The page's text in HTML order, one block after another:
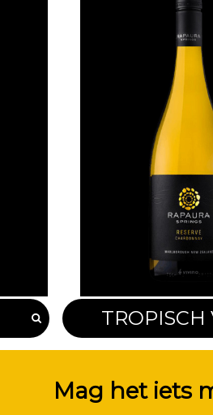
TROPISCH
Mag het iets